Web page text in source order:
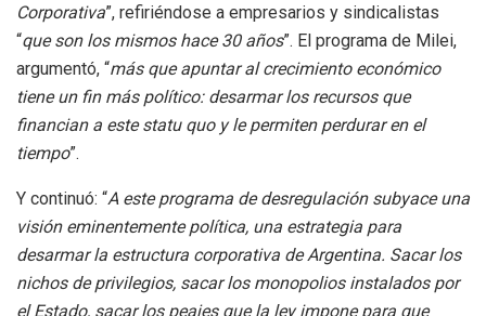
Corporativa”, refiriéndose a empresarios y sindicalistas
“que son los mismos hace 30 años”. El programa de Milei,
argumentó, “más que apuntar al crecimiento económico
tiene un fin más político: desarmar los recursos que
financian a este statu quo y le permiten perdurar en el
tiempo”.
Y continuó: “A este programa de desregulación subyace una
visión eminentemente política, una estrategia para
desarmar la estructura corporativa de Argentina. Sacar los
nichos de privilegios, sacar los monopolios instalados por
el Estado, sacar los peajes que la ley impone para que